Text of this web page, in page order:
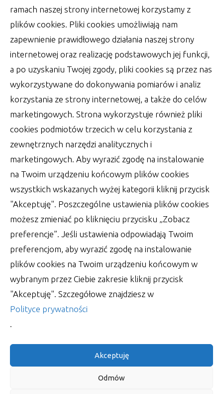
ramach naszej strony internetowej korzystamy z
plików cookies. Pliki cookies umożliwiają nam
zapewnienie prawidłowego działania naszej strony
internetowej oraz realizację podstawowych jej funkcji,
a po uzyskaniu Twojej zgody, pliki cookies są przez nas
wykorzystywane do dokonywania pomiarów i analiz
korzystania ze strony internetowej, a także do celów
marketingowych. Strona wykorzystuje również pliki
cookies podmiotów trzecich w celu korzystania z
zewnętrznych narzędzi analitycznych i
marketingowych. Aby wyrazić zgodę na instalowanie
na Twoim urządzeniu końcowym plików cookies
wszystkich wskazanych wyżej kategorii kliknij przycisk
"Akceptuję". Poszczególne ustawienia plików cookies
możesz zmieniać po kliknięciu przycisku „Zobacz
preferencje”. Jeśli ustawienia odpowiadają Twoim
preferencjom, aby wyrazić zgodę na instalowanie
plików cookies na Twoim urządzeniu końcowym w
wybranym przez Ciebie zakresie kliknij przycisk
"Akceptuję". Szczegółowe znajdziesz w
Polityce prywatności
.
Akceptuję
Odmów
nie powinny. Zadaniem dorosłych jest
zapewnienie im
autor:Lucjan 28 września 2022
Jakie plusy mają reklamowe
skarpety
Skarpetki są wykorzystywane coraz częściej nie
sposób